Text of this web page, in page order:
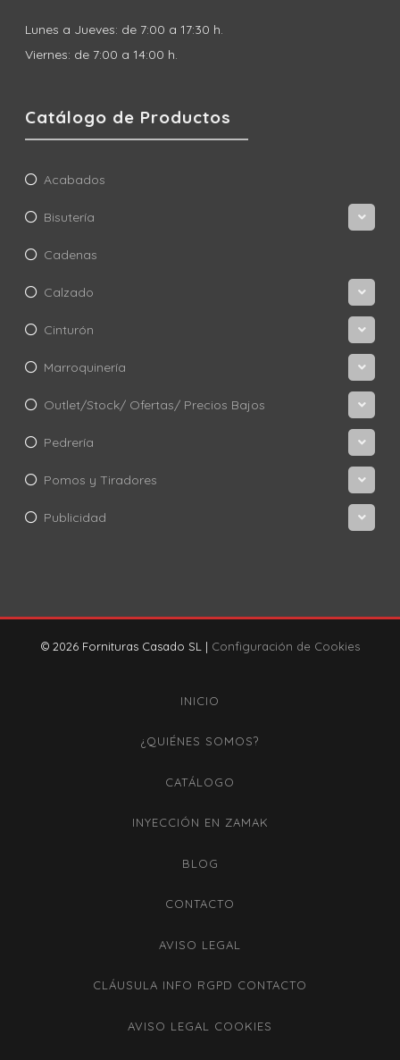
Lunes a Jueves: de 7:00 a 17:30 h.
Viernes: de 7:00 a 14:00 h.
Catálogo de Productos
Acabados
Bisutería
Cadenas
Calzado
Cinturón
Marroquinería
Outlet/Stock/ Ofertas/ Precios Bajos
Pedrería
Pomos y Tiradores
Publicidad
© 2026 Fornituras Casado SL | Configuración de Cookies
INICIO
¿QUIÉNES SOMOS?
CATÁLOGO
INYECCIÓN EN ZAMAK
BLOG
CONTACTO
AVISO LEGAL
CLÁUSULA INFO RGPD CONTACTO
AVISO LEGAL COOKIES